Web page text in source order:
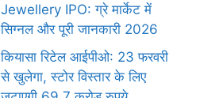
Jewellery IPO: ग्रे मार्केट में
सिग्नल और पूरी जानकारी 2026
कियासा रिटेल आईपीओ: 23 फरवरी
से खुलेगा, स्टोर विस्तार के लिए